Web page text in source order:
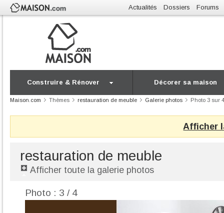
Actualités Dossiers Forums
Construire & Rénover Décorer sa maison
Maison.com Thèmes restauration de meuble Galerie photos Photo 3 sur 4
Afficher
restauration de meuble
Afficher toute la galerie photos
Photo : 3 / 4